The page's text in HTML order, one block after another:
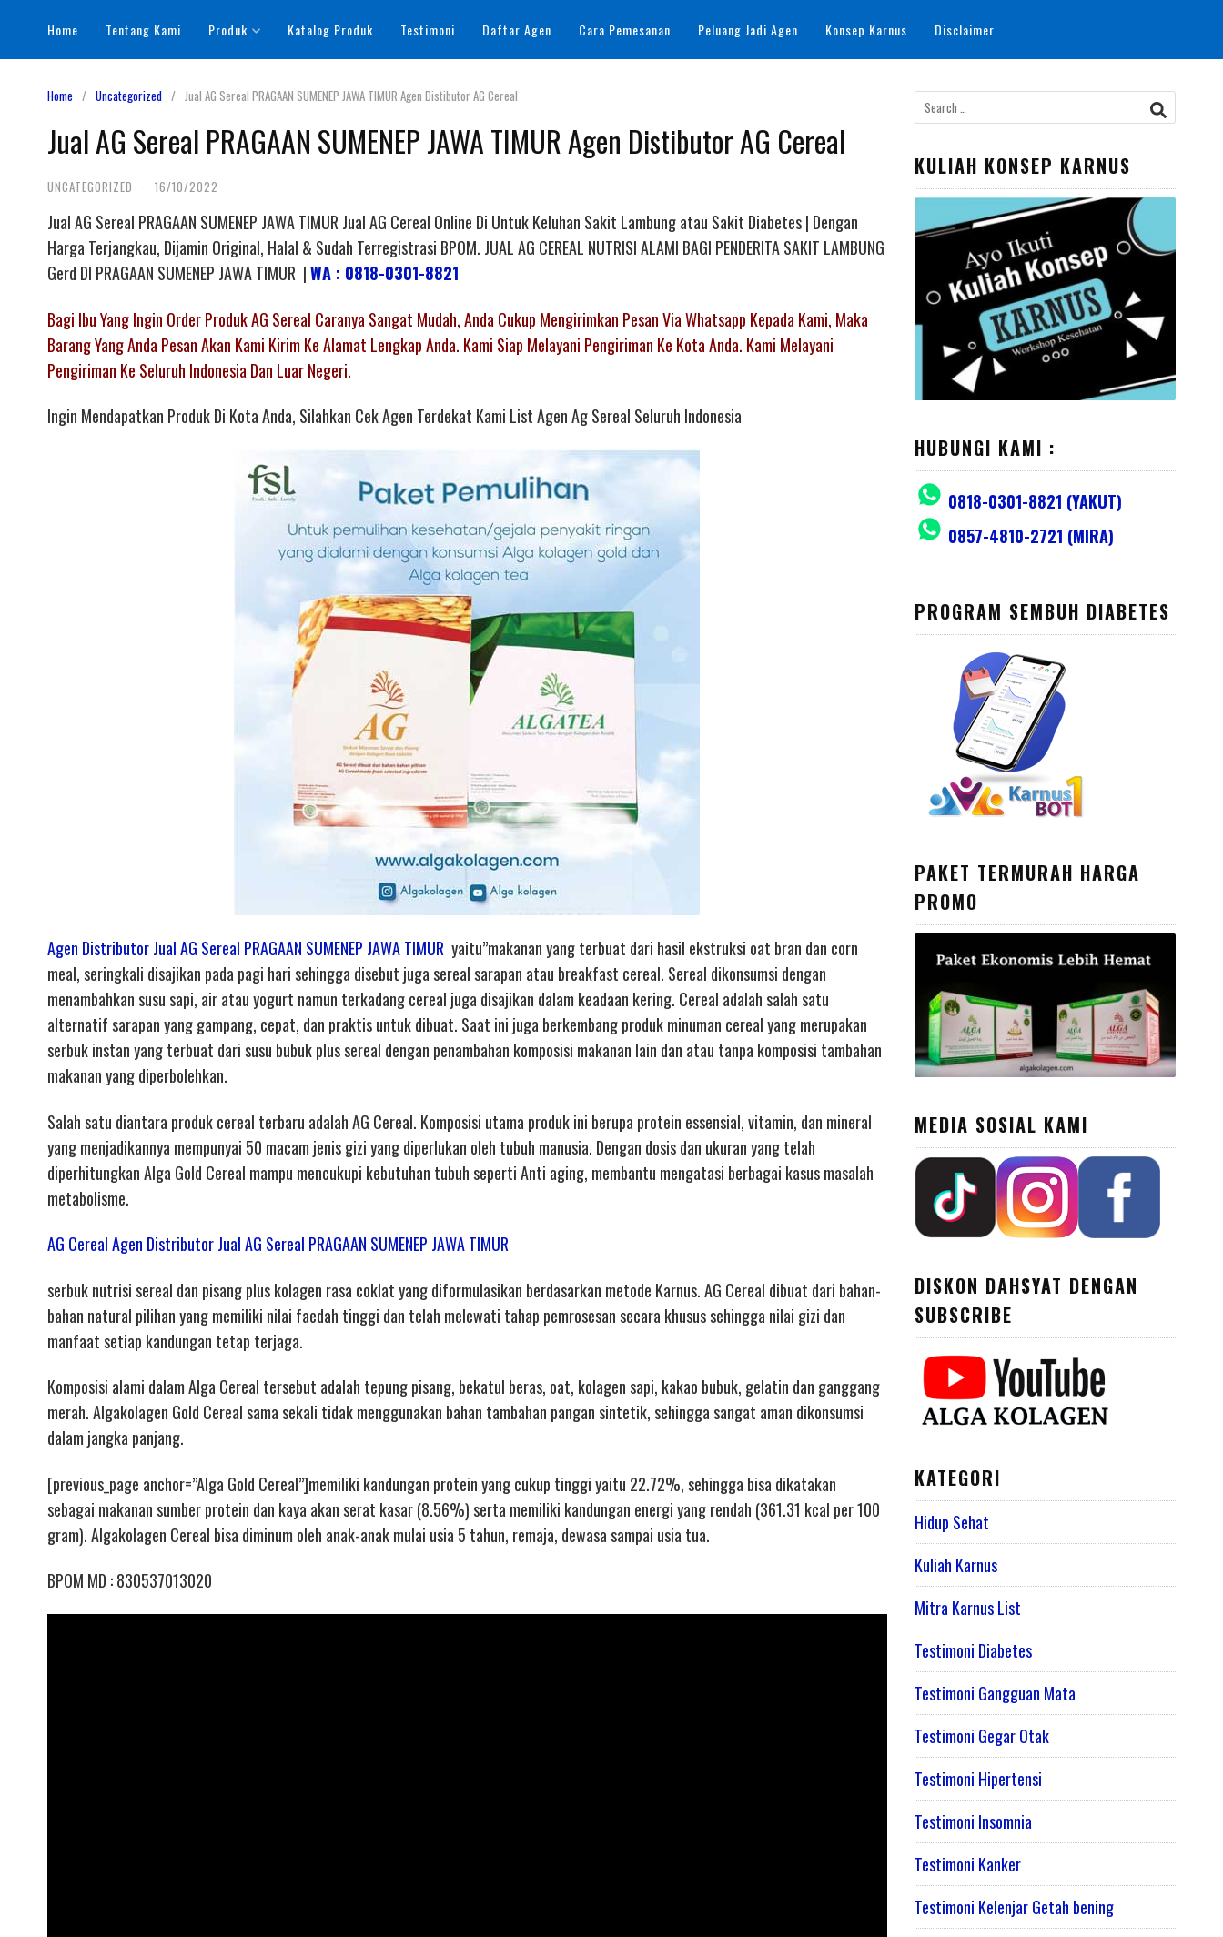
content
Home Tentang Kami Produk Katalog Produk Testimoni Daftar Agen Cara Pemesanan Peluang Jadi Agen Konsep Karnus Disclaimer
Home Uncategorized Jual AG Sereal PRAGAAN SUMENEP JAWA TIMUR Agen Distibutor AG Cereal
Jual AG Sereal PRAGAAN SUMENEP JAWA TIMUR Agen Distibutor AG Cereal
UNCATEGORIZED · 16/10/2022
Jual AG Sereal PRAGAAN SUMENEP JAWA TIMUR Jual AG Cereal Online Di Untuk Keluhan Sakit Lambung atau Sakit Diabetes | Dengan
Harga Terjangkau, Dijamin Original, Halal & Sudah Terregistrasi BPOM. JUAL AG CEREAL NUTRISI ALAMI BAGI PENDERITA SAKIT LAMBUNG
Gerd DI PRAGAAN SUMENEP JAWA TIMUR |WA : 0818-0301-8821
Bagi Ibu Yang Ingin Order Produk AG Sereal Caranya Sangat Mudah, Anda Cukup Mengirimkan Pesan Via Whatsapp Kepada Kami, Maka
Barang Yang Anda Pesan Akan Kami Kirim Ke Alamat Lengkap Anda. Kami Siap Melayani Pengiriman Ke Kota Anda. Kami Melayani
Pengiriman Ke Seluruh Indonesia Dan Luar Negeri.
Ingin Mendapatkan Produk Di Kota Anda, Silahkan Cek Agen Terdekat Kami List Agen Ag Sereal Seluruh Indonesia
Agen Distributor Jual AG Sereal PRAGAAN SUMENEP JAWA TIMUR yaitu”makanan yang terbuat dari hasil ekstruksi oat bran dan corn
meal, seringkali disajikan pada pagi hari sehingga disebut juga sereal sarapan atau breakfast cereal. Sereal dikonsumsi dengan
menambahkan susu sapi, air atau yogurt namun terkadang cereal juga disajikan dalam keadaan kering. Cereal adalah salah satu
alternatif sarapan yang gampang, cepat, dan praktis untuk dibuat. Saat ini juga berkembang produk minuman cereal yang merupakan
serbuk instan yang terbuat dari susu bubuk plus sereal dengan penambahan komposisi makanan lain dan atau tanpa komposisi tambahan
makanan yang diperbolehkan.
Salah satu diantara produk cereal terbaru adalah AG Cereal. Komposisi utama produk ini berupa protein essensial, vitamin, dan mineral
yang menjadikannya mempunyai 50 macam jenis gizi yang diperlukan oleh tubuh manusia. Dengan dosis dan ukuran yang telah
diperhitungkan Alga Gold Cereal mampu mencukupi kebutuhan tubuh seperti Anti aging, membantu mengatasi berbagai kasus masalah
metabolisme.
AG Cereal Agen Distributor Jual AG Sereal PRAGAAN SUMENEP JAWA TIMUR
serbuk nutrisi sereal dan pisang plus kolagen rasa coklat yang diformulasikan berdasarkan metode Karnus. AG Cereal dibuat dari bahan-
bahan natural pilihan yang memiliki nilai faedah tinggi dan telah melewati tahap pemrosesan secara khusus sehingga nilai gizi dan
manfaat setiap kandungan tetap terjaga.
Komposisi alami dalam Alga Cereal tersebut adalah tepung pisang, bekatul beras, oat, kolagen sapi, kakao bubuk, gelatin dan ganggang
merah. Algakolagen Gold Cereal sama sekali tidak menggunakan bahan tambahan pangan sintetik, sehingga sangat aman dikonsumsi
dalam jangka panjang.
[previous_page anchor=”Alga Gold Cereal”]memiliki kandungan protein yang cukup tinggi yaitu 22.72%, sehingga bisa dikatakan
sebagai makanan sumber protein dan kaya akan serat kasar (8.56%) serta memiliki kandungan energi yang rendah (361.31 kcal per 100
gram). Algakolagen Cereal bisa diminum oleh anak-anak mulai usia 5 tahun, remaja, dewasa sampai usia tua.
BPOM MD : 830537013020
Search
for:
KULIAH KONSEP KARNUS
HUBUNGI KAMI :
0818-0301-8821 (YAKUT)
0857-4810-2721 (MIRA)
PROGRAM SEMBUH DIABETES
PAKET TERMURAH HARGA
PROMO
MEDIA SOSIAL KAMI
DISKON DAHSYAT DENGAN
SUBSCRIBE
KATEGORI
Hidup Sehat
Kuliah Karnus
Mitra Karnus List
Testimoni Diabetes
Testimoni Gangguan Mata
Testimoni Gegar Otak
Testimoni Hipertensi
Testimoni Insomnia
Testimoni Kanker
Testimoni Kelenjar Getah bening